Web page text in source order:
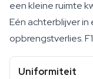
een kleine ruimte
Eén achterblijver
opbrengstverlies.
Uniformiteit